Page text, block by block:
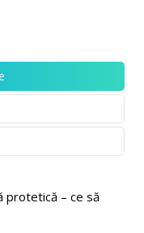
protetică – ce să